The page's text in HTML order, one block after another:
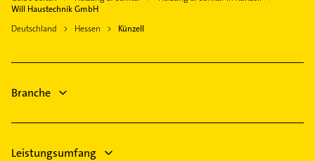
Hünfeld
Flieden
Elektro Reparatur
Dachdecker
Physikalische Therapie
Physiotherapie
Will Haustechnik GmbH
Deutschland
Hessen Künzell
Branche
Leistungsumfang